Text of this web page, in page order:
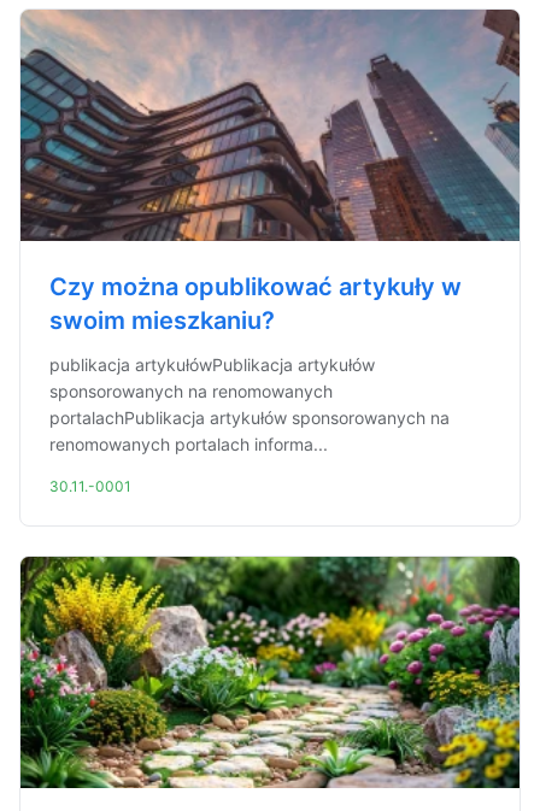
Czy można opublikować artykuły w
swoim mieszkaniu?
publikacja artykułówPublikacja artykułów
sponsorowanych na renomowanych
portalachPublikacja artykułów sponsorowanych na
renomowanych portalach informa...
30.11.-0001